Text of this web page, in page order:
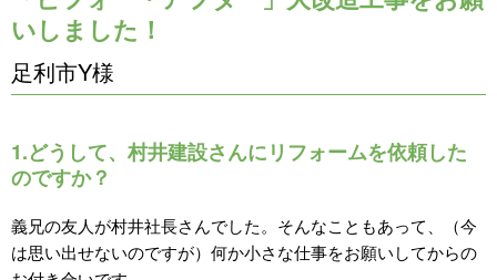
いしました！
足利市Y様
1.どうして、村井建設さんにリフォームを依頼した
のですか？
義兄の友人が村井社長さんでした。そんなこともあって、（今
は思い出せないのですが）何か小さな仕事をお願いしてからの